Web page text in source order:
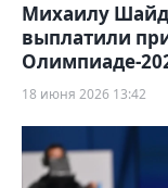
Михаилу
выплатили
Олимпиаде-
18 июня 2026 13:42